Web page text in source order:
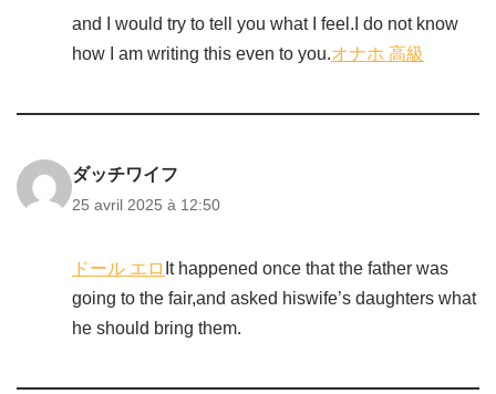
and I would try to tell you what I feel.I do not know
how I am writing this even to you.オナホ 高級
ダッチワイフ
25 avril 2025 à 12:50
ドール エロ It happened once that the father was
going to the fair,and asked hiswife’s daughters what
he should bring them.